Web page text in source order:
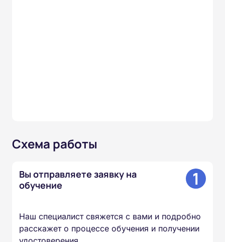
Схема работы
Вы отправляете заявку на
обучение
1
Наш специалист свяжется с вами и подробно
расскажет о процессе обучения и получении